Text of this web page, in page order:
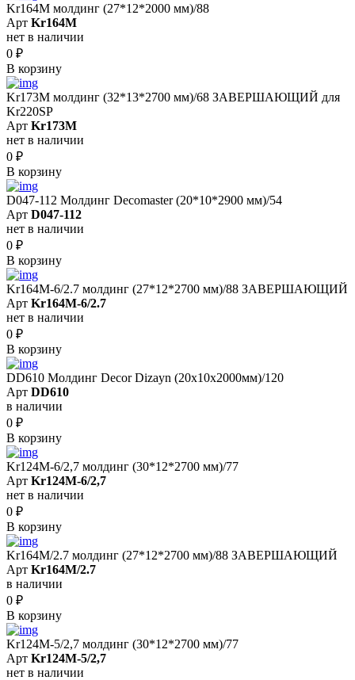
Kr164M молдинг (27*12*2000 мм)/88
Арт Kr164M
нет в наличии
0 ₽
В корзину
Kr173M молдинг (32*13*2700 мм)/68 ЗАВЕРШАЮЩИЙ для
Kr220SP
Арт Kr173M
нет в наличии
0 ₽
В корзину
D047-112 Молдинг Decomaster (20*10*2900 мм)/54
Арт D047-112
нет в наличии
0 ₽
В корзину
Kr164M-6/2.7 молдинг (27*12*2700 мм)/88 ЗАВЕРШАЮЩИЙ
Арт Kr164M-6/2.7
нет в наличии
0 ₽
В корзину
DD610 Молдинг Decor Dizayn (20х10x2000мм)/120
Арт DD610
в наличии
0 ₽
В корзину
Kr124M-6/2,7 молдинг (30*12*2700 мм)/77
Арт Kr124M-6/2,7
нет в наличии
0 ₽
В корзину
Kr164M/2.7 молдинг (27*12*2700 мм)/88 ЗАВЕРШАЮЩИЙ
Арт Kr164M/2.7
в наличии
0 ₽
В корзину
Kr124M-5/2,7 молдинг (30*12*2700 мм)/77
Арт Kr124M-5/2,7
нет в наличии